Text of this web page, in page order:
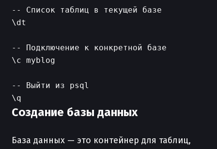
-- Список таблиц в текущей базе
\dt
-- Подключение к конкретной базе
\c myblog
-- Выйти из psql
Создание базы данных
База данных — это контейнер для таблиц,